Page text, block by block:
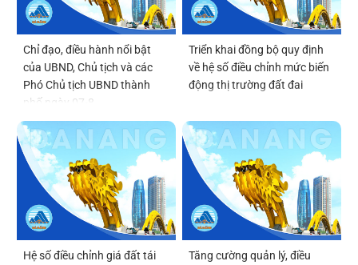
Chỉ đạo, điều hành nổi bật
của UBND, Chủ tịch và các
Phó Chủ tịch UBND thành
phố ngày 07-8
Triển khai đồng bộ quy định
về hệ số điều chỉnh mức biến
động thị trường đất đai
Hệ số điều chỉnh giá đất tái
Tăng cường quản lý, điều